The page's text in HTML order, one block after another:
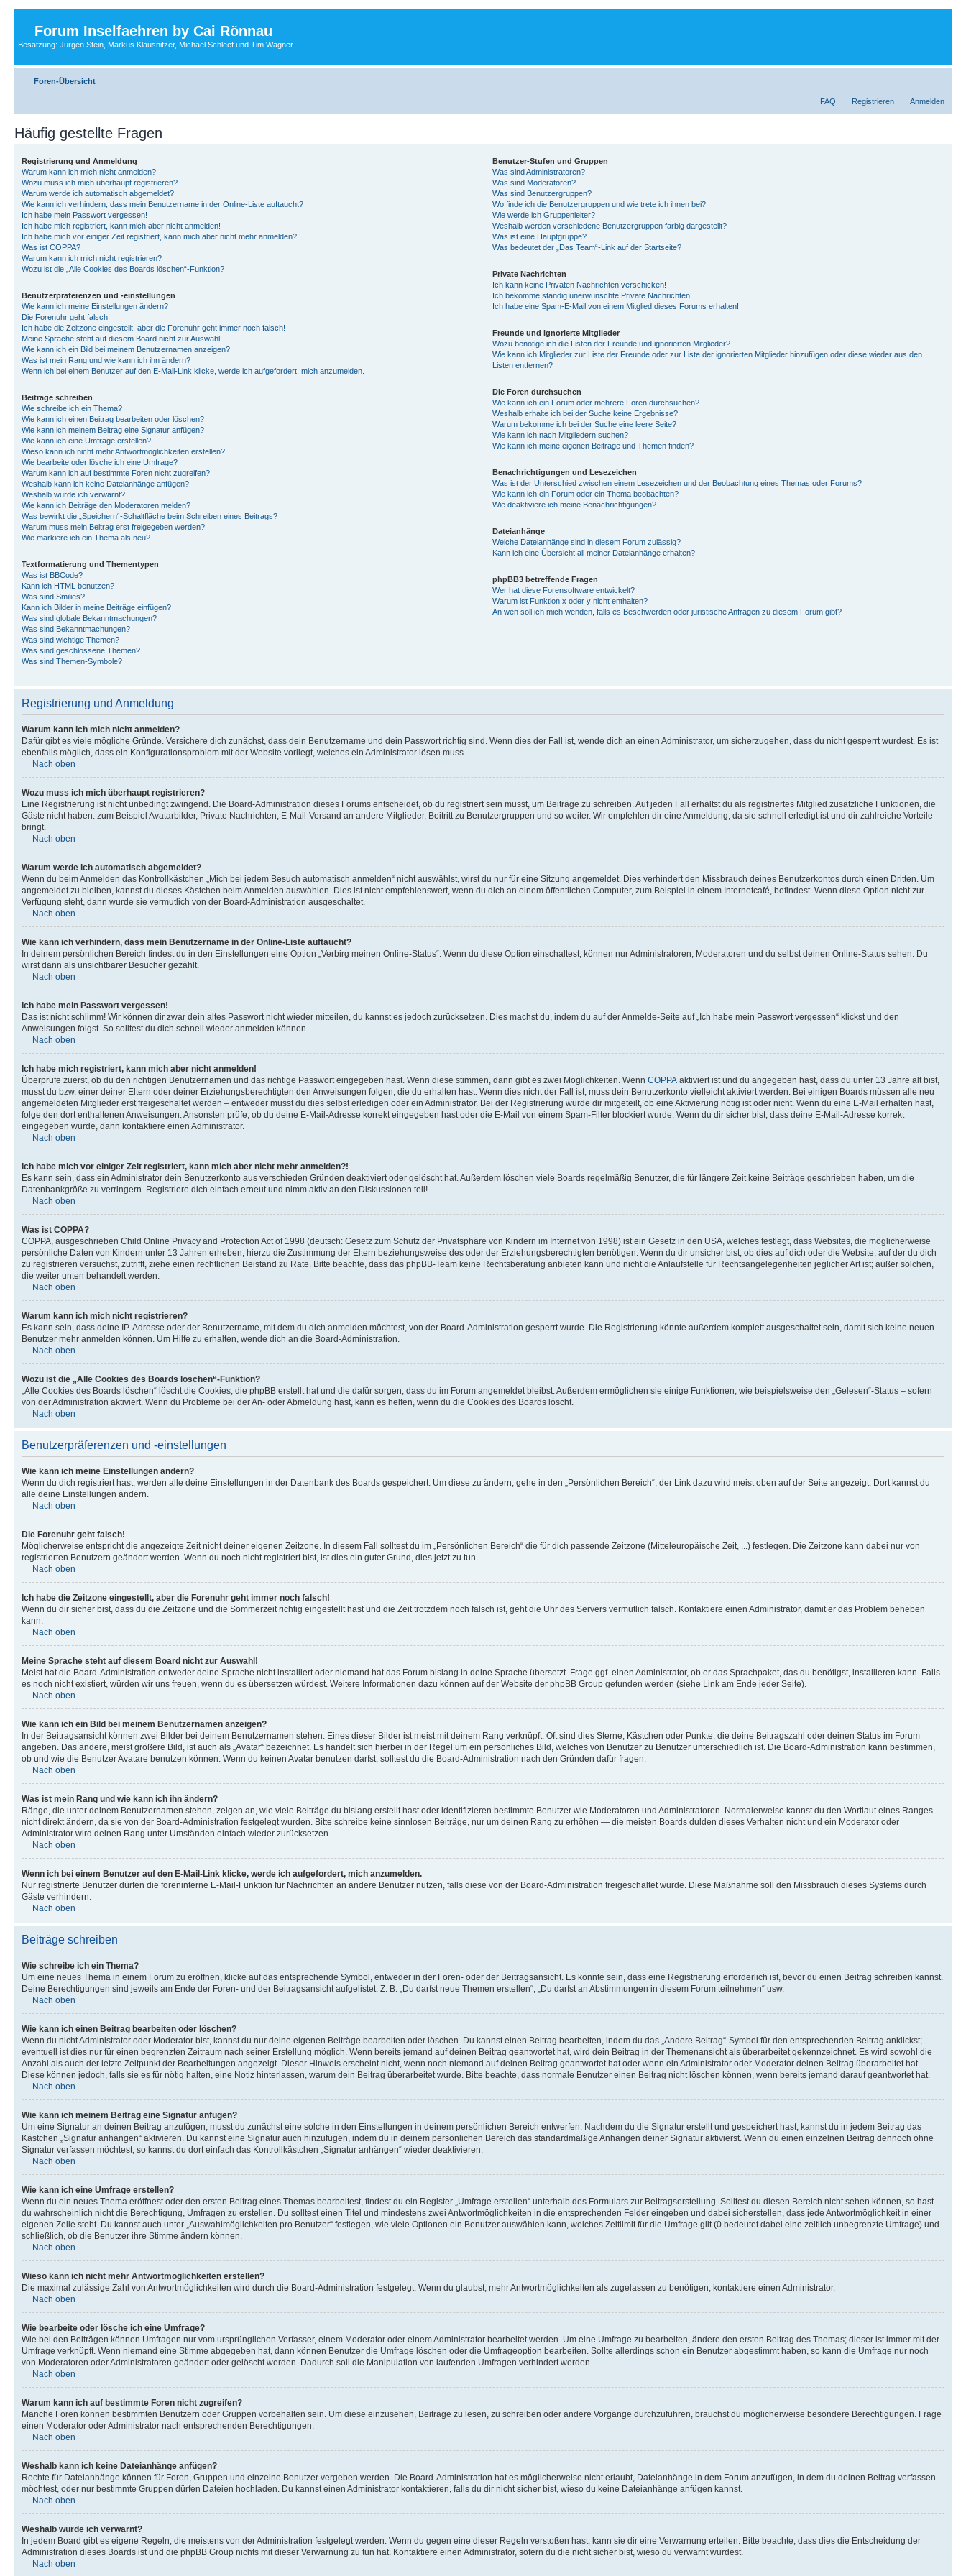
Forum Inselfaehren by Cai Rönnau
Besatzung: Jürgen Stein, Markus Klausnitzer, Michael Schleef und Tim Wagner
Foren-Übersicht
FAQ Registrieren Anmelden
Häufig gestellte Fragen
Registrierung und Anmeldung
Warum kann ich mich nicht anmelden?
Wozu muss ich mich überhaupt registrieren?
Warum werde ich automatisch abgemeldet?
Wie kann ich verhindern, dass mein Benutzername in der Online-Liste auftaucht?
Ich habe mein Passwort vergessen!
Ich habe mich registriert, kann mich aber nicht anmelden!
Ich habe mich vor einiger Zeit registriert, kann mich aber nicht mehr anmelden?!
Was ist COPPA?
Warum kann ich mich nicht registrieren?
Wozu ist die „Alle Cookies des Boards löschen“-Funktion?
Benutzerpräferenzen und -einstellungen
Wie kann ich meine Einstellungen ändern?
Die Forenuhr geht falsch!
Ich habe die Zeitzone eingestellt, aber die Forenuhr geht immer noch falsch!
Meine Sprache steht auf diesem Board nicht zur Auswahl!
Wie kann ich ein Bild bei meinem Benutzernamen anzeigen?
Was ist mein Rang und wie kann ich ihn ändern?
Wenn ich bei einem Benutzer auf den E-Mail-Link klicke, werde ich aufgefordert, mich anzumelden.
Beiträge schreiben
Wie schreibe ich ein Thema?
Wie kann ich einen Beitrag bearbeiten oder löschen?
Wie kann ich meinem Beitrag eine Signatur anfügen?
Wie kann ich eine Umfrage erstellen?
Wieso kann ich nicht mehr Antwortmöglichkeiten erstellen?
Wie bearbeite oder lösche ich eine Umfrage?
Warum kann ich auf bestimmte Foren nicht zugreifen?
Weshalb kann ich keine Dateianhänge anfügen?
Weshalb wurde ich verwarnt?
Wie kann ich Beiträge den Moderatoren melden?
Was bewirkt die „Speichern“-Schaltfläche beim Schreiben eines Beitrags?
Warum muss mein Beitrag erst freigegeben werden?
Wie markiere ich ein Thema als neu?
Textformatierung und Thementypen
Was ist BBCode?
Kann ich HTML benutzen?
Was sind Smilies?
Kann ich Bilder in meine Beiträge einfügen?
Was sind globale Bekanntmachungen?
Was sind Bekanntmachungen?
Was sind wichtige Themen?
Was sind geschlossene Themen?
Was sind Themen-Symbole?
Benutzer-Stufen und Gruppen
Was sind Administratoren?
Was sind Moderatoren?
Was sind Benutzergruppen?
Wo finde ich die Benutzergruppen und wie trete ich ihnen bei?
Wie werde ich Gruppenleiter?
Weshalb werden verschiedene Benutzergruppen farbig dargestellt?
Was ist eine Hauptgruppe?
Was bedeutet der „Das Team“-Link auf der Startseite?
Private Nachrichten
Ich kann keine Privaten Nachrichten verschicken!
Ich bekomme ständig unerwünschte Private Nachrichten!
Ich habe eine Spam-E-Mail von einem Mitglied dieses Forums erhalten!
Freunde und ignorierte Mitglieder
Wozu benötige ich die Listen der Freunde und ignorierten Mitglieder?
Wie kann ich Mitglieder zur Liste der Freunde oder zur Liste der ignorierten Mitglieder hinzufügen oder diese wieder aus den
Listen entfernen?
Die Foren durchsuchen
Wie kann ich ein Forum oder mehrere Foren durchsuchen?
Weshalb erhalte ich bei der Suche keine Ergebnisse?
Warum bekomme ich bei der Suche eine leere Seite?
Wie kann ich nach Mitgliedern suchen?
Wie kann ich meine eigenen Beiträge und Themen finden?
Benachrichtigungen und Lesezeichen
Was ist der Unterschied zwischen einem Lesezeichen und der Beobachtung eines Themas oder Forums?
Wie kann ich ein Forum oder ein Thema beobachten?
Wie deaktiviere ich meine Benachrichtigungen?
Dateianhänge
Welche Dateianhänge sind in diesem Forum zulässig?
Kann ich eine Übersicht all meiner Dateianhänge erhalten?
phpBB3 betreffende Fragen
Wer hat diese Forensoftware entwickelt?
Warum ist Funktion x oder y nicht enthalten?
An wen soll ich mich wenden, falls es Beschwerden oder juristische Anfragen zu diesem Forum gibt?
Registrierung und Anmeldung
Warum kann ich mich nicht anmelden?
Dafür gibt es viele mögliche Gründe. Versichere dich zunächst, dass dein Benutzername und dein Passwort richtig sind. Wenn dies der Fall ist, wende dich an einen Administrator, um sicherzugehen, dass du nicht gesperrt wurdest. Es ist
ebenfalls möglich, dass ein Konfigurationsproblem mit der Website vorliegt, welches ein Administrator lösen muss.
Nach oben
Wozu muss ich mich überhaupt registrieren?
Eine Registrierung ist nicht unbedingt zwingend. Die Board-Administration dieses Forums entscheidet, ob du registriert sein musst, um Beiträge zu schreiben. Auf jeden Fall erhältst du als registriertes Mitglied zusätzliche Funktionen, die
Gäste nicht haben: zum Beispiel Avatarbilder, Private Nachrichten, E-Mail-Versand an andere Mitglieder, Beitritt zu Benutzergruppen und so weiter. Wir empfehlen dir eine Anmeldung, da sie schnell erledigt ist und dir zahlreiche Vorteile
bringt.
Nach oben
Warum werde ich automatisch abgemeldet?
Wenn du beim Anmelden das Kontrollkästchen „Mich bei jedem Besuch automatisch anmelden“ nicht auswählst, wirst du nur für eine Sitzung angemeldet. Dies verhindert den Missbrauch deines Benutzerkontos durch einen Dritten. Um
angemeldet zu bleiben, kannst du dieses Kästchen beim Anmelden auswählen. Dies ist nicht empfehlenswert, wenn du dich an einem öffentlichen Computer, zum Beispiel in einem Internetcafé, befindest. Wenn diese Option nicht zur
Verfügung steht, dann wurde sie vermutlich von der Board-Administration ausgeschaltet.
Nach oben
Wie kann ich verhindern, dass mein Benutzername in der Online-Liste auftaucht?
In deinem persönlichen Bereich findest du in den Einstellungen eine Option „Verbirg meinen Online-Status“. Wenn du diese Option einschaltest, können nur Administratoren, Moderatoren und du selbst deinen Online-Status sehen. Du
wirst dann als unsichtbarer Besucher gezählt.
Nach oben
Ich habe mein Passwort vergessen!
Das ist nicht schlimm! Wir können dir zwar dein altes Passwort nicht wieder mitteilen, du kannst es jedoch zurücksetzen. Dies machst du, indem du auf der Anmelde-Seite auf „Ich habe mein Passwort vergessen“ klickst und den
Anweisungen folgst. So solltest du dich schnell wieder anmelden können.
Nach oben
Ich habe mich registriert, kann mich aber nicht anmelden!
Überprüfe zuerst, ob du den richtigen Benutzernamen und das richtige Passwort eingegeben hast. Wenn diese stimmen, dann gibt es zwei Möglichkeiten. Wenn COPPA aktiviert ist und du angegeben hast, dass du unter 13 Jahre alt bist,
musst du bzw. einer deiner Eltern oder deiner Erziehungsberechtigten den Anweisungen folgen, die du erhalten hast. Wenn dies nicht der Fall ist, muss dein Benutzerkonto vielleicht aktiviert werden. Bei einigen Boards müssen alle neu
angemeldeten Mitglieder erst freigeschaltet werden – entweder musst du dies selbst erledigen oder ein Administrator. Bei der Registrierung wurde dir mitgeteilt, ob eine Aktivierung nötig ist oder nicht. Wenn du eine E-Mail erhalten hast,
folge den dort enthaltenen Anweisungen. Ansonsten prüfe, ob du deine E-Mail-Adresse korrekt eingegeben hast oder die E-Mail von einem Spam-Filter blockiert wurde. Wenn du dir sicher bist, dass deine E-Mail-Adresse korrekt
eingegeben wurde, dann kontaktiere einen Administrator.
Nach oben
Ich habe mich vor einiger Zeit registriert, kann mich aber nicht mehr anmelden?!
Es kann sein, dass ein Administrator dein Benutzerkonto aus verschieden Gründen deaktiviert oder gelöscht hat. Außerdem löschen viele Boards regelmäßig Benutzer, die für längere Zeit keine Beiträge geschrieben haben, um die
Datenbankgröße zu verringern. Registriere dich einfach erneut und nimm aktiv an den Diskussionen teil!
Nach oben
Was ist COPPA?
COPPA, ausgeschrieben Child Online Privacy and Protection Act of 1998 (deutsch: Gesetz zum Schutz der Privatsphäre von Kindern im Internet von 1998) ist ein Gesetz in den USA, welches festlegt, dass Websites, die möglicherweise
persönliche Daten von Kindern unter 13 Jahren erheben, hierzu die Zustimmung der Eltern beziehungsweise des oder der Erziehungsberechtigten benötigen. Wenn du dir unsicher bist, ob dies auf dich oder die Website, auf der du dich
zu registrieren versuchst, zutrifft, ziehe einen rechtlichen Beistand zu Rate. Bitte beachte, dass das phpBB-Team keine Rechtsberatung anbieten kann und nicht die Anlaufstelle für Rechtsangelegenheiten jeglicher Art ist; außer solchen,
die weiter unten behandelt werden.
Nach oben
Warum kann ich mich nicht registrieren?
Es kann sein, dass deine IP-Adresse oder der Benutzername, mit dem du dich anmelden möchtest, von der Board-Administration gesperrt wurde. Die Registrierung könnte außerdem komplett ausgeschaltet sein, damit sich keine neuen
Benutzer mehr anmelden können. Um Hilfe zu erhalten, wende dich an die Board-Administration.
Nach oben
Wozu ist die „Alle Cookies des Boards löschen“-Funktion?
„Alle Cookies des Boards löschen“ löscht die Cookies, die phpBB erstellt hat und die dafür sorgen, dass du im Forum angemeldet bleibst. Außerdem ermöglichen sie einige Funktionen, wie beispielsweise den „Gelesen“-Status – sofern
von der Administration aktiviert. Wenn du Probleme bei der An- oder Abmeldung hast, kann es helfen, wenn du die Cookies des Boards löscht.
Nach oben
Benutzerpräferenzen und -einstellungen
Wie kann ich meine Einstellungen ändern?
Wenn du dich registriert hast, werden alle deine Einstellungen in der Datenbank des Boards gespeichert. Um diese zu ändern, gehe in den „Persönlichen Bereich“; der Link dazu wird meist oben auf der Seite angezeigt. Dort kannst du
alle deine Einstellungen ändern.
Nach oben
Die Forenuhr geht falsch!
Möglicherweise entspricht die angezeigte Zeit nicht deiner eigenen Zeitzone. In diesem Fall solltest du im „Persönlichen Bereich“ die für dich passende Zeitzone (Mitteleuropäische Zeit, ...) festlegen. Die Zeitzone kann dabei nur von
registrierten Benutzern geändert werden. Wenn du noch nicht registriert bist, ist dies ein guter Grund, dies jetzt zu tun.
Nach oben
Ich habe die Zeitzone eingestellt, aber die Forenuhr geht immer noch falsch!
Wenn du dir sicher bist, dass du die Zeitzone und die Sommerzeit richtig eingestellt hast und die Zeit trotzdem noch falsch ist, geht die Uhr des Servers vermutlich falsch. Kontaktiere einen Administrator, damit er das Problem beheben
kann.
Nach oben
Meine Sprache steht auf diesem Board nicht zur Auswahl!
Meist hat die Board-Administration entweder deine Sprache nicht installiert oder niemand hat das Forum bislang in deine Sprache übersetzt. Frage ggf. einen Administrator, ob er das Sprachpaket, das du benötigst, installieren kann. Falls
es noch nicht existiert, würden wir uns freuen, wenn du es übersetzen würdest. Weitere Informationen dazu können auf der Website der phpBB Group gefunden werden (siehe Link am Ende jeder Seite).
Nach oben
Wie kann ich ein Bild bei meinem Benutzernamen anzeigen?
In der Beitragsansicht können zwei Bilder bei deinem Benutzernamen stehen. Eines dieser Bilder ist meist mit deinem Rang verknüpft: Oft sind dies Sterne, Kästchen oder Punkte, die deine Beitragszahl oder deinen Status im Forum
angeben. Das andere, meist größere Bild, ist auch als „Avatar“ bezeichnet. Es handelt sich hierbei in der Regel um ein persönliches Bild, welches von Benutzer zu Benutzer unterschiedlich ist. Die Board-Administration kann bestimmen,
ob und wie die Benutzer Avatare benutzen können. Wenn du keinen Avatar benutzen darfst, solltest du die Board-Administration nach den Gründen dafür fragen.
Nach oben
Was ist mein Rang und wie kann ich ihn ändern?
Ränge, die unter deinem Benutzernamen stehen, zeigen an, wie viele Beiträge du bislang erstellt hast oder identifizieren bestimmte Benutzer wie Moderatoren und Administratoren. Normalerweise kannst du den Wortlaut eines Ranges
nicht direkt ändern, da sie von der Board-Administration festgelegt wurden. Bitte schreibe keine sinnlosen Beiträge, nur um deinen Rang zu erhöhen — die meisten Boards dulden dieses Verhalten nicht und ein Moderator oder
Administrator wird deinen Rang unter Umständen einfach wieder zurücksetzen.
Nach oben
Wenn ich bei einem Benutzer auf den E-Mail-Link klicke, werde ich aufgefordert, mich anzumelden.
Nur registrierte Benutzer dürfen die foreninterne E-Mail-Funktion für Nachrichten an andere Benutzer nutzen, falls diese von der Board-Administration freigeschaltet wurde. Diese Maßnahme soll den Missbrauch dieses Systems durch
Gäste verhindern.
Nach oben
Beiträge schreiben
Wie schreibe ich ein Thema?
Um eine neues Thema in einem Forum zu eröffnen, klicke auf das entsprechende Symbol, entweder in der Foren- oder der Beitragsansicht. Es könnte sein, dass eine Registrierung erforderlich ist, bevor du einen Beitrag schreiben kannst.
Deine Berechtigungen sind jeweils am Ende der Foren- und der Beitragsansicht aufgelistet. Z. B. „Du darfst neue Themen erstellen“, „Du darfst an Abstimmungen in diesem Forum teilnehmen“ usw.
Nach oben
Wie kann ich einen Beitrag bearbeiten oder löschen?
Wenn du nicht Administrator oder Moderator bist, kannst du nur deine eigenen Beiträge bearbeiten oder löschen. Du kannst einen Beitrag bearbeiten, indem du das „Ändere Beitrag“-Symbol für den entsprechenden Beitrag anklickst;
eventuell ist dies nur für einen begrenzten Zeitraum nach seiner Erstellung möglich. Wenn bereits jemand auf deinen Beitrag geantwortet hat, wird dein Beitrag in der Themenansicht als überarbeitet gekennzeichnet. Es wird sowohl die
Anzahl als auch der letzte Zeitpunkt der Bearbeitungen angezeigt. Dieser Hinweis erscheint nicht, wenn noch niemand auf deinen Beitrag geantwortet hat oder wenn ein Administrator oder Moderator deinen Beitrag überarbeitet hat.
Diese können jedoch, falls sie es für nötig halten, eine Notiz hinterlassen, warum dein Beitrag überarbeitet wurde. Bitte beachte, dass normale Benutzer einen Beitrag nicht löschen können, wenn bereits jemand darauf geantwortet hat.
Nach oben
Wie kann ich meinem Beitrag eine Signatur anfügen?
Um eine Signatur an deinen Beitrag anzufügen, musst du zunächst eine solche in den Einstellungen in deinem persönlichen Bereich entwerfen. Nachdem du die Signatur erstellt und gespeichert hast, kannst du in jedem Beitrag das
Kästchen „Signatur anhängen“ aktivieren. Du kannst eine Signatur auch hinzufügen, indem du in deinem persönlichen Bereich das standardmäßige Anhängen deiner Signatur aktivierst. Wenn du einen einzelnen Beitrag dennoch ohne
Signatur verfassen möchtest, so kannst du dort einfach das Kontrollkästchen „Signatur anhängen“ wieder deaktivieren.
Nach oben
Wie kann ich eine Umfrage erstellen?
Wenn du ein neues Thema eröffnest oder den ersten Beitrag eines Themas bearbeitest, findest du ein Register „Umfrage erstellen“ unterhalb des Formulars zur Beitragserstellung. Solltest du diesen Bereich nicht sehen können, so hast
du wahrscheinlich nicht die Berechtigung, Umfragen zu erstellen. Du solltest einen Titel und mindestens zwei Antwortmöglichkeiten in die entsprechenden Felder eingeben und dabei sicherstellen, dass jede Antwortmöglichkeit in einer
eigenen Zeile steht. Du kannst auch unter „Auswahlmöglichkeiten pro Benutzer“ festlegen, wie viele Optionen ein Benutzer auswählen kann, welches Zeitlimit für die Umfrage gilt (0 bedeutet dabei eine zeitlich unbegrenzte Umfrage) und
schließlich, ob die Benutzer ihre Stimme ändern können.
Nach oben
Wieso kann ich nicht mehr Antwortmöglichkeiten erstellen?
Die maximal zulässige Zahl von Antwortmöglichkeiten wird durch die Board-Administration festgelegt. Wenn du glaubst, mehr Antwortmöglichkeiten als zugelassen zu benötigen, kontaktiere einen Administrator.
Nach oben
Wie bearbeite oder lösche ich eine Umfrage?
Wie bei den Beiträgen können Umfragen nur vom ursprünglichen Verfasser, einem Moderator oder einem Administrator bearbeitet werden. Um eine Umfrage zu bearbeiten, ändere den ersten Beitrag des Themas; dieser ist immer mit der
Umfrage verknüpft. Wenn niemand eine Stimme abgegeben hat, dann können Benutzer die Umfrage löschen oder die Umfrageoption bearbeiten. Sollte allerdings schon ein Benutzer abgestimmt haben, so kann die Umfrage nur noch
von Moderatoren oder Administratoren geändert oder gelöscht werden. Dadurch soll die Manipulation von laufenden Umfragen verhindert werden.
Nach oben
Warum kann ich auf bestimmte Foren nicht zugreifen?
Manche Foren können bestimmten Benutzern oder Gruppen vorbehalten sein. Um diese einzusehen, Beiträge zu lesen, zu schreiben oder andere Vorgänge durchzuführen, brauchst du möglicherweise besondere Berechtigungen. Frage
einen Moderator oder Administrator nach entsprechenden Berechtigungen.
Nach oben
Weshalb kann ich keine Dateianhänge anfügen?
Rechte für Dateianhänge können für Foren, Gruppen und einzelne Benutzer vergeben werden. Die Board-Administration hat es möglicherweise nicht erlaubt, Dateianhänge in dem Forum anzufügen, in dem du deinen Beitrag verfassen
möchtest, oder nur bestimmte Gruppen dürfen Dateien hochladen. Du kannst einen Administrator kontaktieren, falls du dir nicht sicher bist, wieso du keine Dateianhänge anfügen kannst.
Nach oben
Weshalb wurde ich verwarnt?
In jedem Board gibt es eigene Regeln, die meistens von der Administration festgelegt werden. Wenn du gegen eine dieser Regeln verstoßen hast, kann sie dir eine Verwarnung erteilen. Bitte beachte, dass dies die Entscheidung der
Administration dieses Boards ist und die phpBB Group nichts mit dieser Verwarnung zu tun hat. Kontaktiere einen Administrator, sofern du die nicht sicher bist, wieso du verwarnt wurdest.
Nach oben